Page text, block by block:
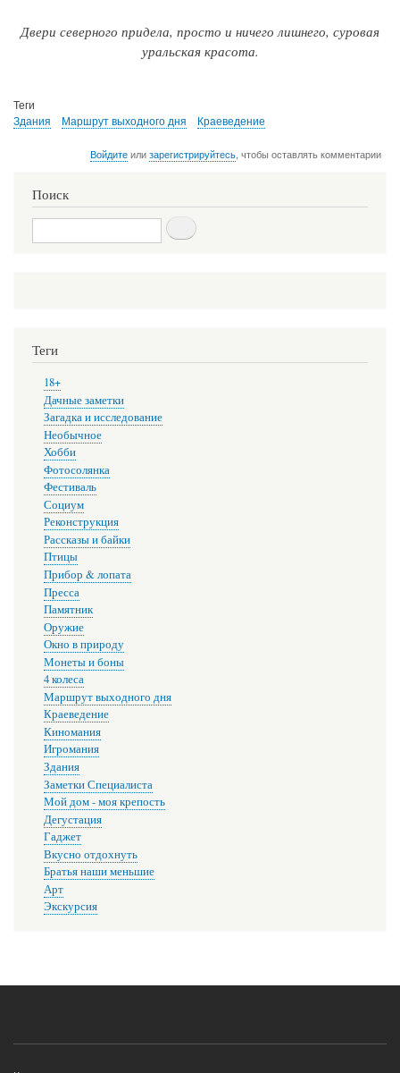
Двери северного придела, просто и ничего лишнего, суровая
уральская красота.
Теги
Здания
Маршрут выходного дня Краеведение
Войдитеилизарегистрируйтесь, чтобы оставлять комментарии
Поиск
Поиск
Теги
18+
Дачные заметки
Загадка и исследование
Необычное
Хобби
Фотосолянка
Фестиваль
Социум
Реконструкция
Рассказы и байки
Птицы
Прибор & лопата
Пресса
Памятник
Оружие
Окно в природу
Монеты и боны
4 колеса
Маршрут выходного дня
Краеведение
Киномания
Игромания
Здания
Заметки Специалиста
Мой дом - моя крепость
Дегустация
Гаджет
Вкусно отдохнуть
Братья наши меньшие
Арт
Экскурсия